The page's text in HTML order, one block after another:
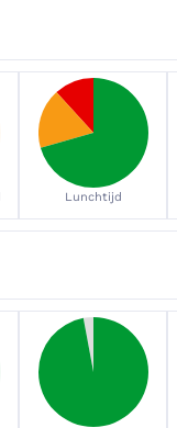
Lunchtijd